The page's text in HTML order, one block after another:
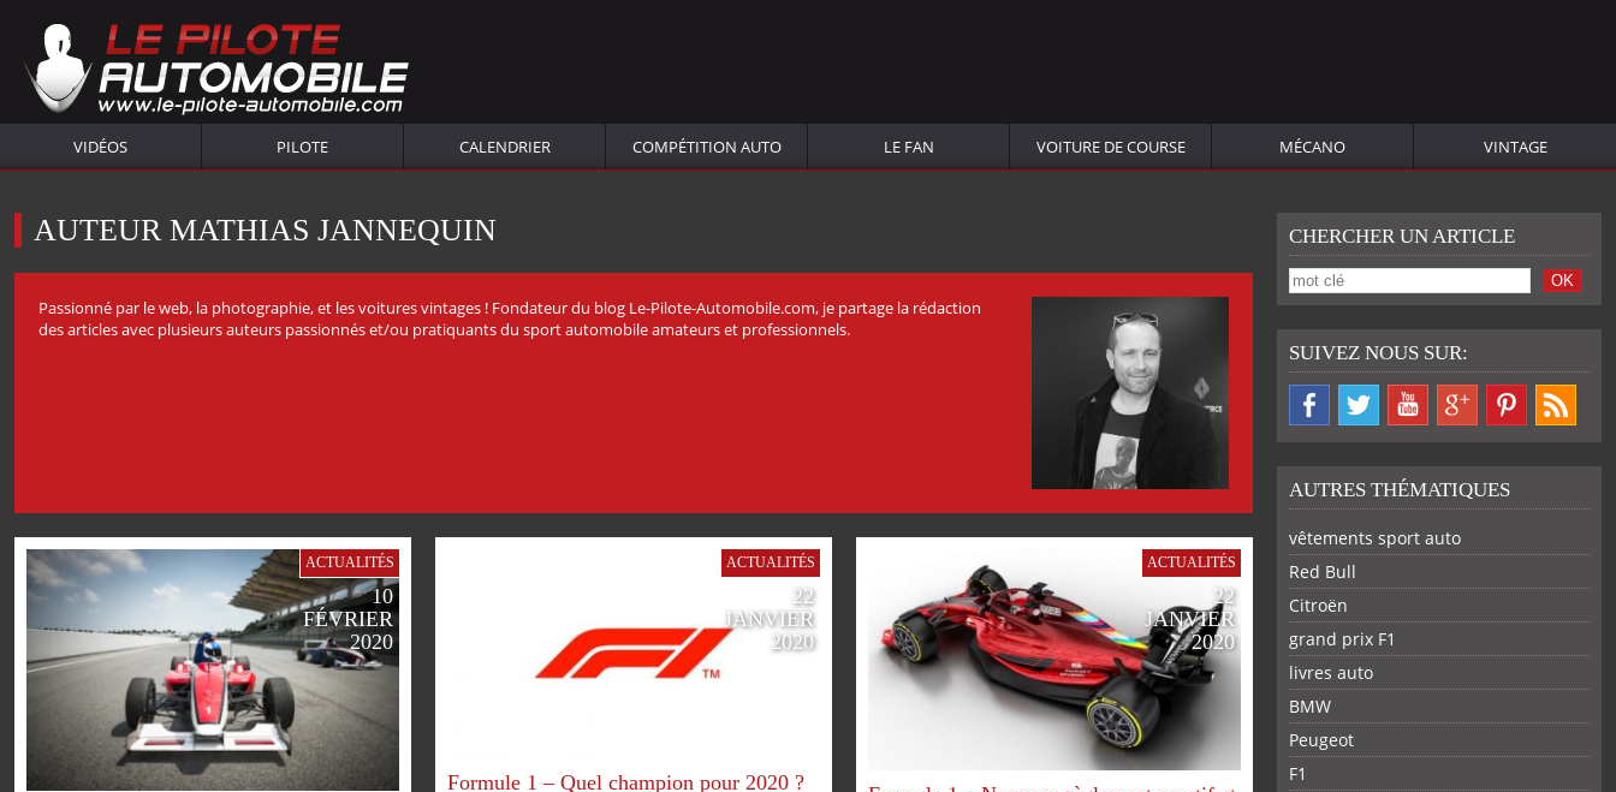
VIDÉOS PILOTE CALENDRIER COMPÉTITION AUTO LE FAN VOITURE DE COURSE MÉCANO VINTAGE
AUTEUR MATHIAS JANNEQUIN
Passionné par le web, la photographie, et les voitures vintages ! Fondateur du blog Le-Pilote-Automobile.com, je partage la rédaction
des articles avec plusieurs auteurs passionnés et/ou pratiquants du sport automobile amateurs et professionnels.
ACTUALITÉS
10
FÉVRIER
2020
ACTUALITÉS
22
JANVIER
2020
Formule 1 – Quel champion pour 2020 ?
ACTUALITÉS
22
JANVIER
2020
CHERCHER UN ARTICLE
SUIVEZ NOUS SUR:
AUTRES THÉMATIQUES
vêtements sport auto
Red Bull
Citroën
grand prix F1
livres auto
BMW
Peugeot
F1